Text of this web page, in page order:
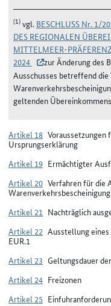
(1)vgl. BESCHLUSS Nr. 1/
DES REGIONALEN
MITTELMEER-
2024
zur Änderung des
Ausschusses betreffend
geltenden Übereinkommens
Artikel 18
Ursprungserklärung
Artikel 19 Ermächtigter
Artikel 20 Verfahren für die
Warenverkehrsbescheinigung
Artikel 21 Nachträglich
Artikel 22 Ausstellung
EUR.1
Artikel 23 Geltungsdauer
Artikel 24 Freizonen
Artikel 25